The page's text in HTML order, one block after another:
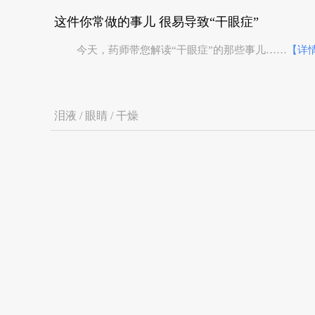
这件你常做的事儿 很易导致“干眼症”
今天，药师带您解读“干眼症”的那些事儿…… 【详
泪液 / 眼睛 / 干燥